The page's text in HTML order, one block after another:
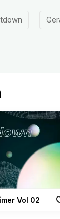
Vol 02